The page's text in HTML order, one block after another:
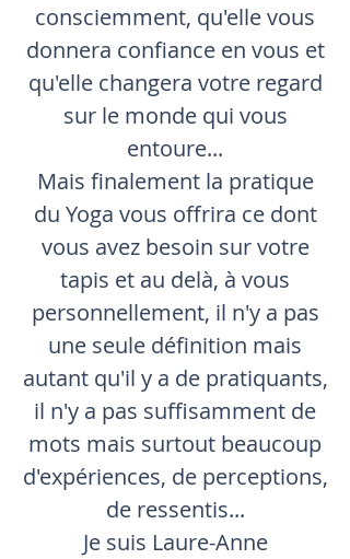
consciemment, qu'elle vous
donnera confiance en vous et
qu'elle changera votre regard
sur le monde qui vous
entoure...
Mais finalement la pratique
du Yoga vous offrira ce dont
vous avez besoin sur votre
tapis et au delà, à vous
personnellement, il n'y a pas
une seule définition mais
autant qu'il y a de pratiquants,
il n'y a pas suffisamment de
mots mais surtout beaucoup
d'expériences, de perceptions,
de ressentis...
Je suis Laure-Anne